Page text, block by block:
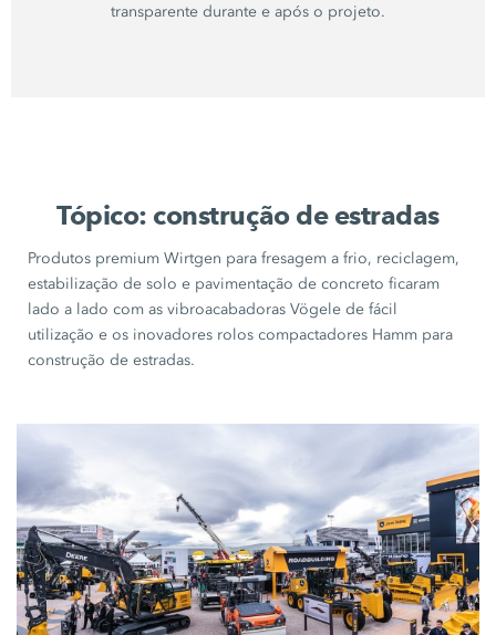
transparente durante e após o projeto.
Tópico: construção de estradas
Produtos premium Wirtgen para fresagem a frio, reciclagem,
estabilização de solo e pavimentação de concreto ficaram
lado a lado com asvibroacabadoras Vögele de fácil
utilização e os inovadores rolos compactadores Hamm para
construção de estradas.